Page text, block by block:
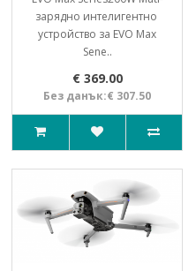
зарядно интелигентно
устройство за EVO Max
Sene..
€ 369.00
Без данък:€ 307.50